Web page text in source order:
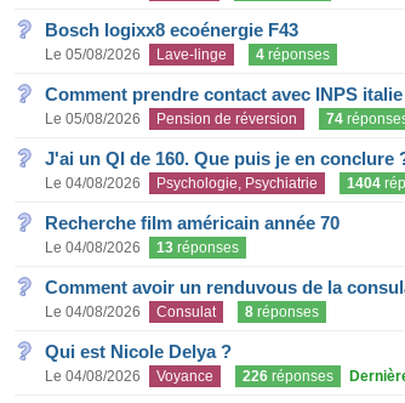
Bosch logixx8 ecoénergie F43
Le 05/08/2026 Lave-linge 4réponses
Comment prendre contact avec INPS italie
Le 05/08/2026 Pension de réversion 74
J'ai un QI de 160. Que puis je en conclure
Le 04/08/2026 Psychologie, Psychiatrie 1404
Recherche film américain année 70
Le 04/08/2026 13réponses
Comment avoir un renduvous de la
Le 04/08/2026 Consulat 8réponses
Qui est Nicole Delya ?
Le 04/08/2026 Voyance 226réponses